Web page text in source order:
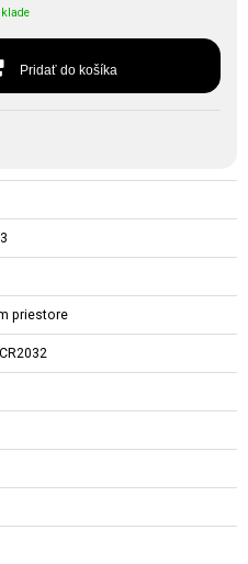
Pridať do košíka
priestore